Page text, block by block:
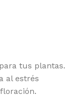
tus plantas.
al estrés